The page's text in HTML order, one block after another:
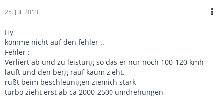
25. Juli 2013
Hy,
komme nicht auf den fehler ..
Fehler :
Verliert ab und zu leistung so das er nur noch 100-120 kmh
läuft und den berg rauf kaum zieht.
rußt beim beschleunigen ziemich stark
turbo zieht erst ab ca 2000-2500 umdrehungen